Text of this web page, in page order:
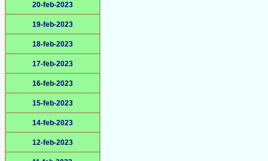
20-feb-2023
19-feb-2023
18-feb-2023
17-feb-2023
16-feb-2023
15-feb-2023
14-feb-2023
12-feb-2023